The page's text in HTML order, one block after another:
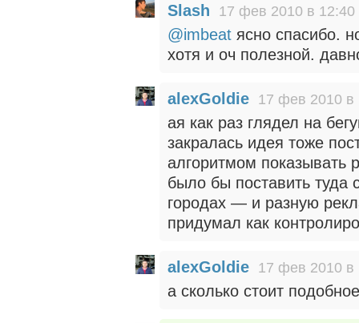
Slash 17 фев 2010 в 12:40
@imbeat ясно спасибо.
хотя и оч полезной.
alexGoldie 17 фев 2010 в
ая как раз глядел на
закралась идея тоже
алгоритмом показывать
было бы поставить туда
городах — и разную
придумал как
alexGoldie 17 фев 2010 в
а сколько стоит